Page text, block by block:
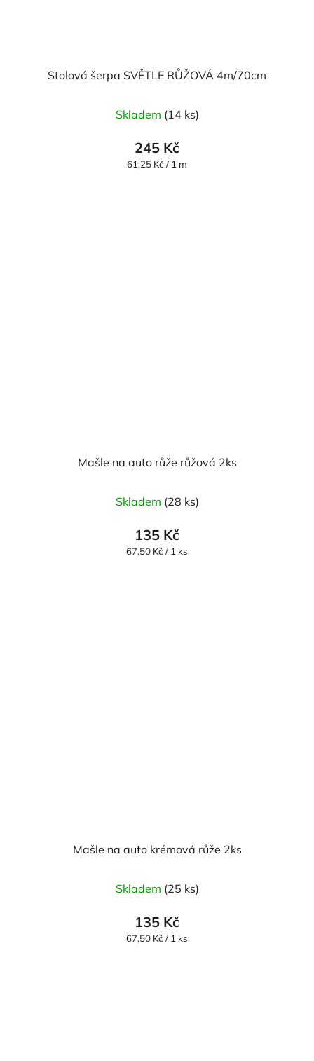
Stolová šerpa SVĚTLE RŮŽOVÁ 4m/70cm
Skladem (14 ks)
245 Kč
Měrná
61,25 Kč / 1 m
Mašle na auto růže růžová 2ks
hodnocení
produktu
je
Skladem (28 ks)
135 Kč
Měrná
67,50 Kč / 1 ks
Mašle na auto krémová růže 2ks
Skladem (25 ks)
135 Kč
Měrná
67,50 Kč / 1 ks